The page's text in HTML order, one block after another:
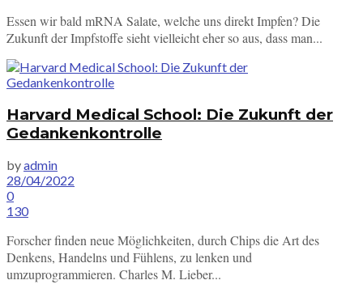
Essen wir bald mRNA Salate, welche uns direkt Impfen? Die
Zukunft der Impfstoffe sieht vielleicht eher so aus, dass man...
Harvard Medical School: Die Zukunft der
Gedankenkontrolle
byadmin
28/04/2022
0
130
Forscher finden neue Möglichkeiten, durch Chips die Art des
Denkens, Handelns und Fühlens, zu lenken und
umzuprogrammieren. Charles M. Lieber...